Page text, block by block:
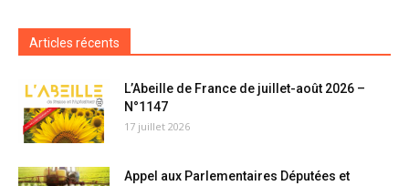
Articles récents
L’Abeille de France de juillet-août 2026 –
N°1147
17 juillet 2026
Appel aux Parlementaires Députées et